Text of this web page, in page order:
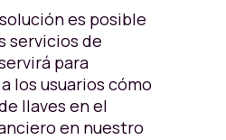
es posible
servicios de
para
los usuarios cómo
llaves en el
en nuestro